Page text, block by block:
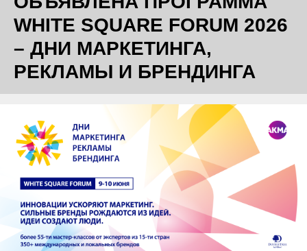
WHITE SQUARE FORUM 2026
– ДНИ МАРКЕТИНГА,
РЕКЛАМЫ И БРЕНДИНГА